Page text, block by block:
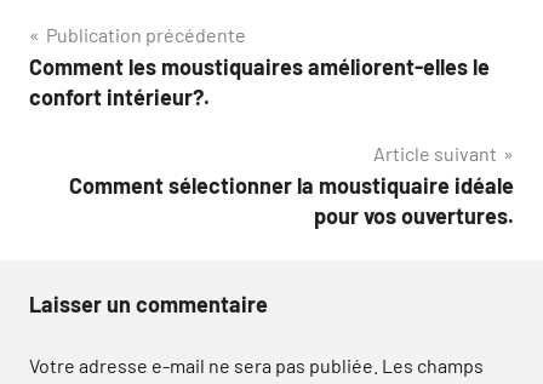
Navigation
de
Publication précédente
Comment les moustiquaires améliorent-elles le
confort intérieur?.
Article suivant
Comment sélectionner la moustiquaire idéale
pour vos ouvertures.
Laisser un commentaire
Votre adresse e-mail ne sera pas publiée. Les champs